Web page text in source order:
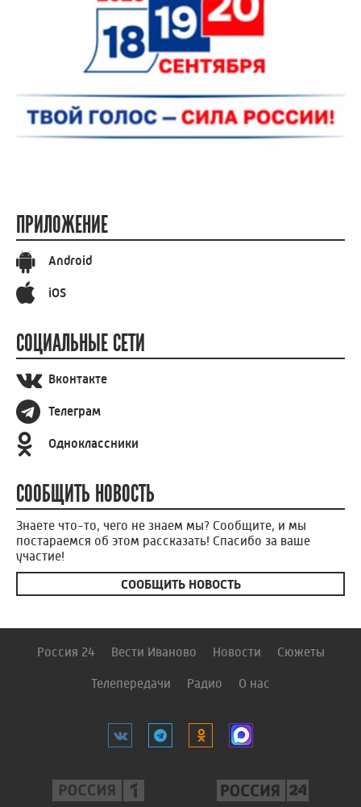
ПРИЛОЖЕНИЕ
Android
iOS
СОЦИАЛЬНЫЕ СЕТИ
Вконтакте
Телеграм
Одноклассники
СООБЩИТЬ НОВОСТЬ
Знаете что-то, чего не знаем мы? Сообщите, и мы
постараемся об этом рассказать! Спасибо за ваше
участие!
СООБЩИТЬ НОВОСТЬ
Россия 24 Вести Иваново Новости Сюжеты
Телепередачи Радио О нас